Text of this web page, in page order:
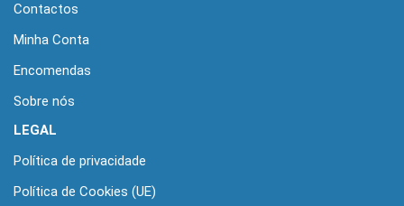
Contactos
Minha Conta
Encomendas
Sobre nós
LEGAL
Política de privacidade
Política de Cookies (UE)